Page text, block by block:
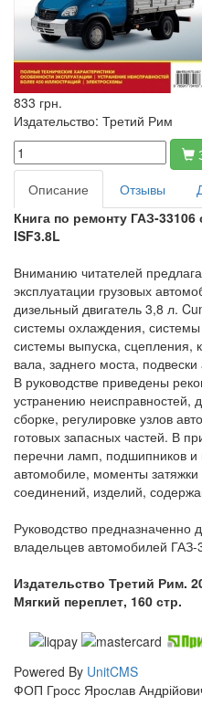
833 грн.
Издательство: Третий Рим
Описание
Отзывы
Книга по ремонту ГАЗ-33106
ISF3.8L
Вниманию читателей
эксплуатации грузовых
дизельный двигатель 3,8 л.
системы охлаждения,
системы выпуска, сцепления,
вала, заднего моста,
В руководстве приведены
устранению неисправностей,
сборке, регулировке узлов
готовых запасных частей. В
перечни ламп, подшипников
автомобиле, моменты затяжки
соединений, изделий,
Руководство предназначенно
владельцев автомобилей
Издательство Третий Рим.
Мягкий переплет, 160 стр.
Powered By UnitCMS
ФОП Гросс Ярослав